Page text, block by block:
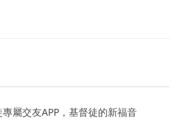
專屬交友APP，基督徒的新福音